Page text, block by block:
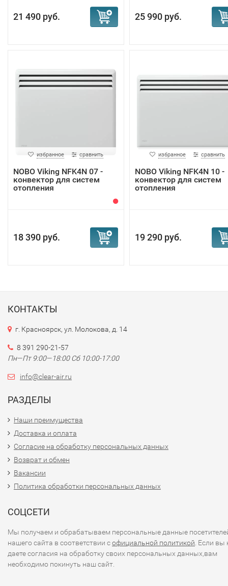
21 490 руб. 25 990 руб.
избранное сравнить
NOBO Viking NFK4N 07 -
конвектор для систем
отопления
18 390 руб.
избранное сравнить
NOBO Viking NFK4N 10 -
конвектор для систем
отопления
19 290 руб.
КОНТАКТЫ
г. Красноярск, ул. Молокова, д. 14
8 391 290-21-57
Пн—Пт 9:00—18:00 Сб 10:00-17:00
info@clear-air.ru
РАЗДЕЛЫ
Наши преимущества
Доставка и оплата
Согласие на обработку персональных данных
Возврат и обмен
Вакансии
Политика обработки персональных данных
СОЦСЕТИ
Мы получаем и обрабатываем персональные данные
нашего сайта в соответствии софициальной политикой . Если вы
даете согласия на обработку своих персональных данных,вам
необходимо покинуть наш сайт.